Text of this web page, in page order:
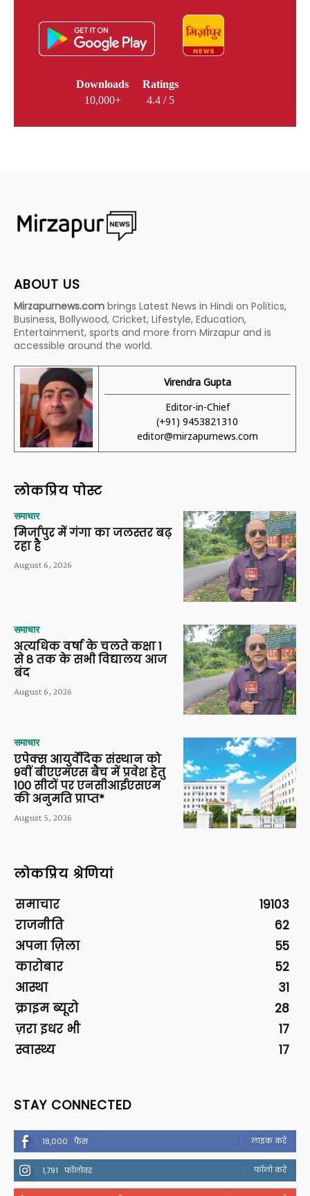
Downloads
10,000+
Ratings
4.4 / 5
ABOUT US
Mirzapurnews.com brings Latest News in Hindi on Politics,
Business, Bollywood, Cricket, Lifestyle, Education,
Entertainment, sports and more from Mirzapur and is
accessible around the world.
Virendra Gupta
Editor-in-Chief
(+91) 9453821310
editor@mirzapurnews.com
लोकप्रिय पोस्ट
समाचार
मिर्जापुर में गंगा का जलस्तर बढ़
रहा है
August 6, 2026
समाचार
अत्यधिक वर्षा के चलते कक्षा 1
से 8 तक के सभी विद्यालय आज
बंद
August 6, 2026
समाचार
एपेक्स आयुर्वेदिक संस्थान को
9वीं बीएएमएस बैच में प्रवेश हेतु
100 सीटों पर एनसीआईएसएम
की अनुमति प्राप्त*
August 5, 2026
लोकप्रिय श्रेणियां
समाचार
19103
राजनीति
62
अपना ज़िला
55
कारोबार
52
आस्था
31
क्राइम ब्यूरो
28
ज़रा इधर भी
17
स्वास्थ्य
17
STAY CONNECTED
18,000 फैंस लाइक करें
1,791 फॉलोवर फॉलो करें